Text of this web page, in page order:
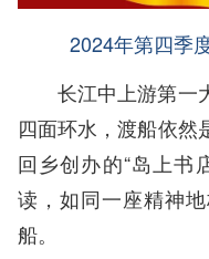
2024年第四季
长江中上游第一
四面环水，渡船依然
回乡创办的“岛上书
读，如同一座精神
船。